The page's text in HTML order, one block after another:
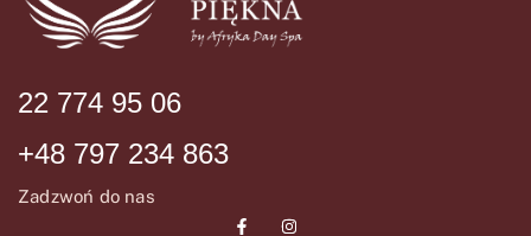
22 774 95 06
+48 797 234 863
Zadzwoń do nas